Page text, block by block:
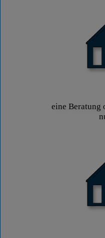
eine Beratung